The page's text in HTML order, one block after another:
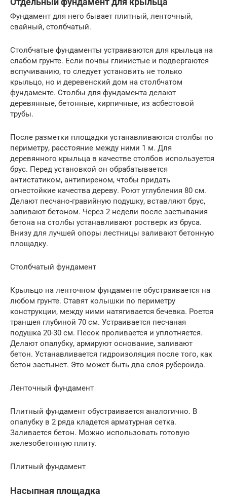
Фундамент для него бывает плитный, ленточный,
свайный, столбчатый.
Столбчатые фундаменты устраиваются для крыльца на
слабом грунте. Если почвы глинистые и подвергаются
вспучиванию, то следует установить не только
крыльцо, но и деревенский дом на столбчатом
фундаменте. Столбы для фундамента делают
деревянные, бетонные, кирпичные, из асбестовой
трубы.
После разметки площадки устанавливаются столбы по
периметру, расстояние между ними 1 м. Для
деревянного крыльца в качестве столбов используется
брус. Перед установкой он обрабатывается
антистатиком, антипиреном, чтобы придать
огнестойкие качества дереву. Роют углубления 80 см.
Делают песчано-гравийную подушку, вставляют брус,
заливают бетоном. Через 2 недели после застывания
бетона на столбы устанавливают ростверк из бруса.
Внизу для лучшей опоры лестницы заливают бетонную
площадку.
Столбчатый фундамент
Крыльцо на ленточном фундаменте обустраивается на
любом грунте. Ставят колышки по периметру
конструкции, между ними натягивается бечевка. Роется
траншея глубиной 70 см. Устраивается песчаная
подушка 20-30 см. Песок проливается и уплотняется.
Делают опалубку, армируют основание, заливают
бетон. Устанавливается гидроизоляция после того, как
бетон застынет. Это может быть два слоя рубероида.
Ленточный фундамент
Плитный фундамент обустраивается аналогично. В
опалубку в 2 ряда кладется арматурная сетка.
Заливается бетон. Можно использовать готовую
железобетонную плиту.
Плитный фундамент
Насыпная площадка